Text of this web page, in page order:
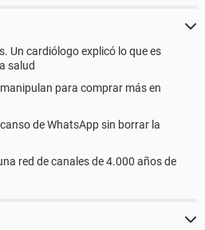
Un cardiólogo explicó lo que es
salud
para comprar más en
de WhatsApp sin borrar la
red de canales de 4.000 años de